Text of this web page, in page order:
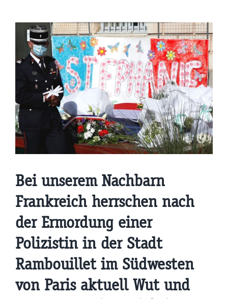
Bei unserem Nachbarn
Frankreich herrschen nach
der Ermordung einer
Polizistin in der Stadt
Rambouillet im Südwesten
von Paris aktuell Wut und